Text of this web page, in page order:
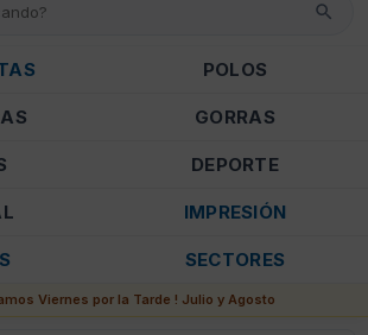
POLOS
GORRAS
DEPORTE
IMPRESIÓN
SECTORES
Viernes por la Tarde ! Julio y Agosto